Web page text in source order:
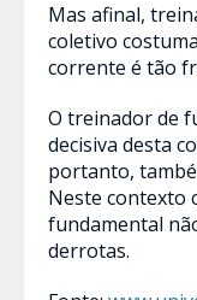
Mas afinal,
coletivo
corrente é tão
O treinador de
decisiva desta
portanto,
Neste contexto
fundamental
derrotas.